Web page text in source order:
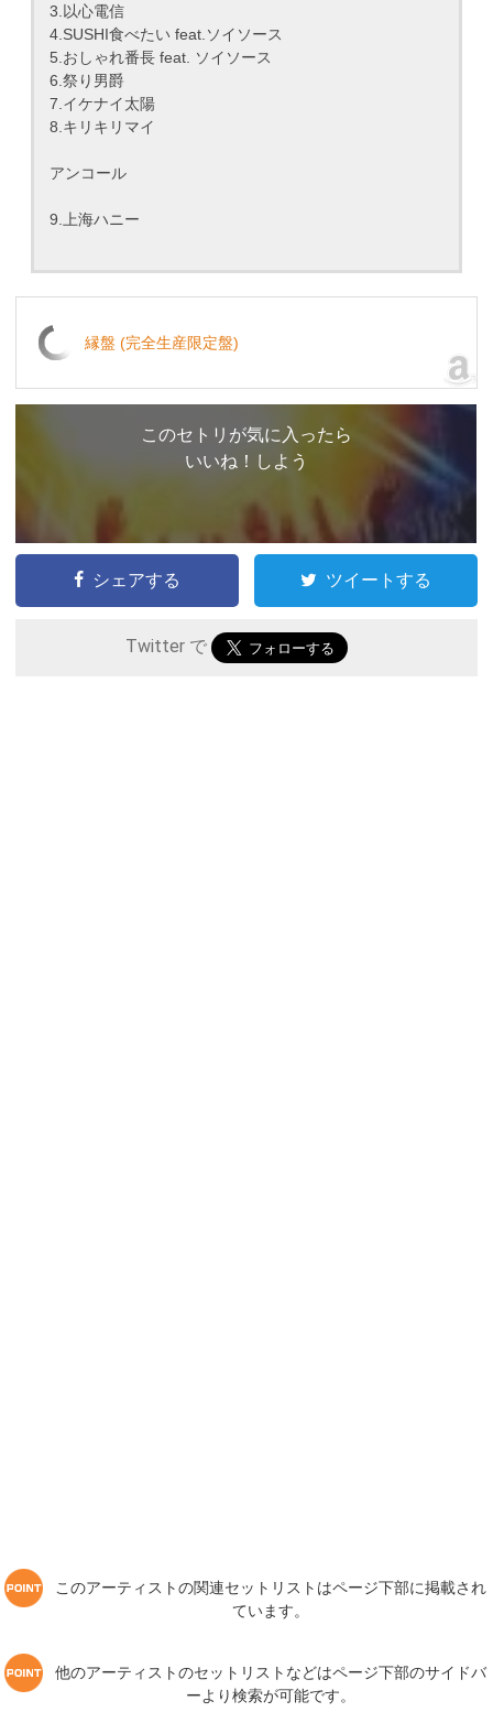
3.以心電信
4.SUSHI食べたい feat.ソイソース
5.おしゃれ番長 feat. ソイソース
6.祭り男爵
7.イケナイ太陽
8.キリキリマイ
アンコール
9.上海ハニー
縁盤 (完全生産限定盤)
このセトリが気に入ったら
いいね！しよう
シェアする ツイートする
Twitter で
このアーティストの関連セットリストはページ下部に掲載され
ています。
他のアーティストのセットリストなどはページ下部のサイドバ
ーより検索が可能です。